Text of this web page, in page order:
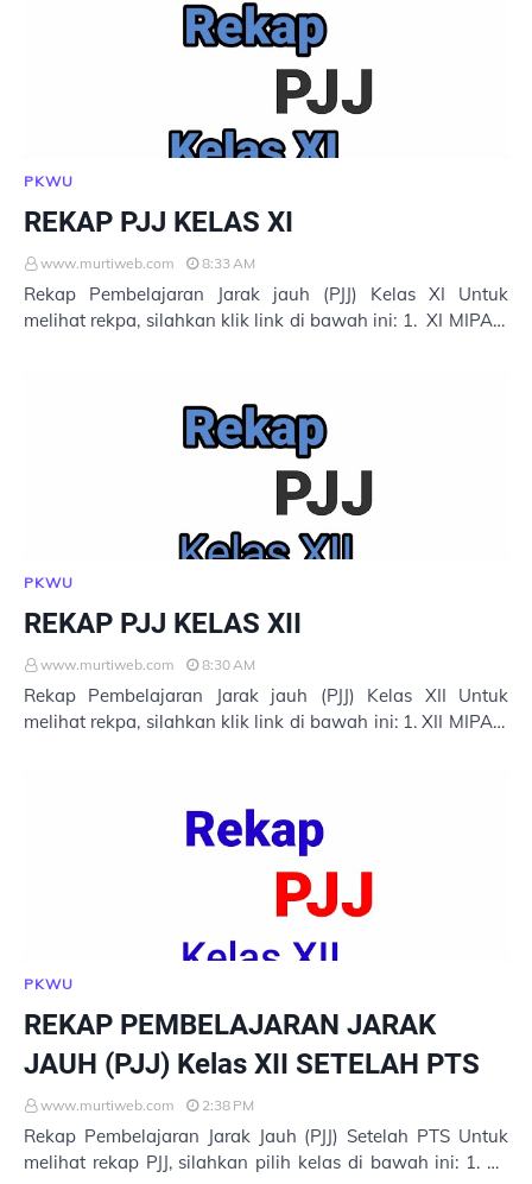
PKWU
REKAP PJJ KELAS XI
www.murtiweb.com 8:33 AM
Rekap Pembelajaran Jarak jauh (PJJ) Kelas XI Untuk
melihat rekpa, silahkan klik link di bawah ini: 1. XI MIPA 1
PKWU
REKAP PJJ KELAS XII
www.murtiweb.com 8:30 AM
Rekap Pembelajaran Jarak jauh (PJJ) Kelas XII Untuk
melihat rekpa, silahkan klik link di bawah ini: 1. XII MIPA 1
PKWU
REKAP PEMBELAJARAN JARAK
JAUH (PJJ) Kelas XII SETELAH PTS
www.murtiweb.com 2:38 PM
Rekap Pembelajaran Jarak Jauh (PJJ) Setelah PTS Untuk
melihat rekap PJJ, silahkan pilih kelas di bawah ini: 1. XII